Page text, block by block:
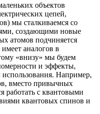
объектов
цепей,
мы сталкиваемся со
создающими новые
атомов подчиняется
аналогов в
«внизу» мы будем
и эффекты,
Например,
вместо привычных
работать с квантовыми
квантовых спинов и